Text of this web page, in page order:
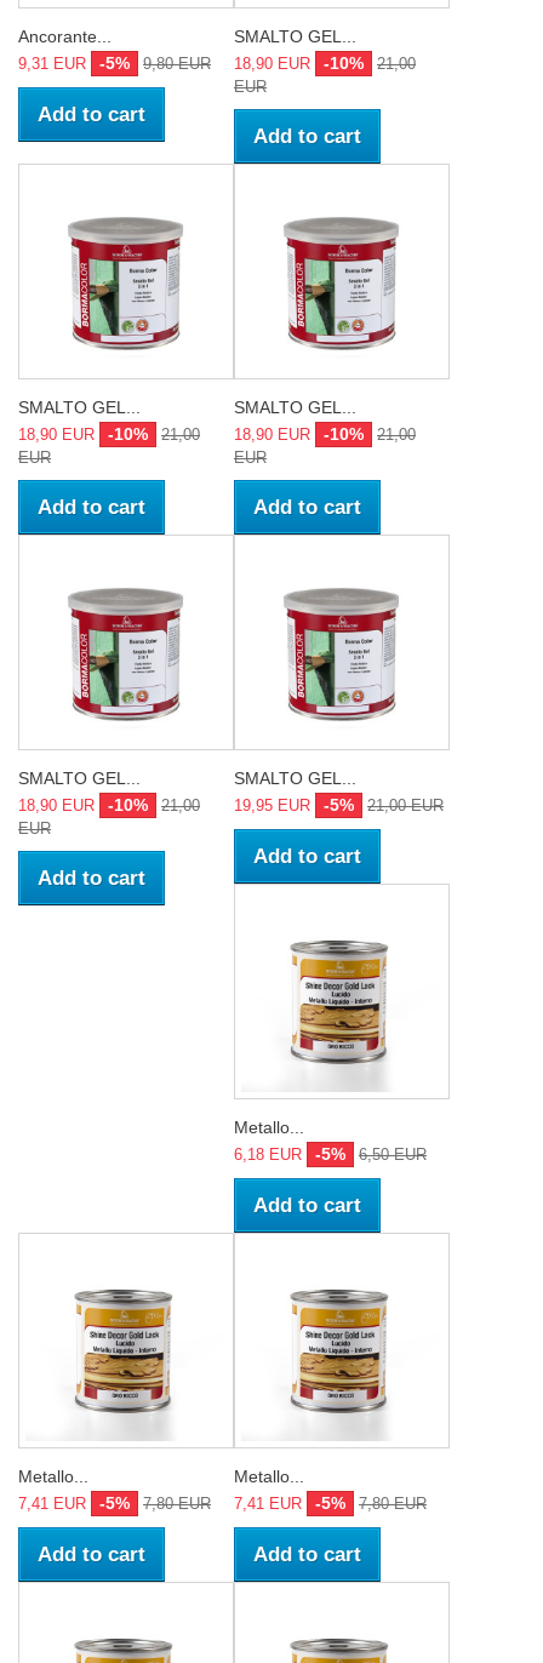
Ancorante...
9,31 EUR -5% 9,80 EUR
Add to cart
SMALTO GEL...
18,90 EUR -10%
21,00
EUR
Add to cart
SMALTO GEL...
18,90 EUR -10%
21,00
EUR
Add to cart
SMALTO GEL...
18,90 EUR -10%
21,00
EUR
Add to cart
SMALTO GEL...
18,90 EUR -10%
21,00
EUR
Add to cart
SMALTO GEL...
19,95 EUR -5% 21,00 EUR
Add to cart
Metallo...
6,18 EUR -5% 6,50 EUR
Add to cart
Metallo...
7,41 EUR -5% 7,80 EUR
Add to cart
Metallo...
7,41 EUR -5% 7,80 EUR
Add to cart